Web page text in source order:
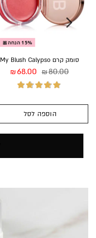
15% הנחה🎀
סומק קרם My Blush Calypso
₪80.00
₪68.00
דורג5.00מתוך
הוספה לסל